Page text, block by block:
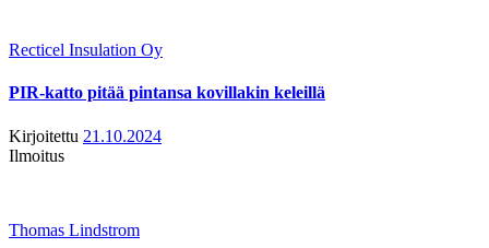
Recticel Insulation Oy
PIR-katto pitää pintansa kovillakin keleillä
Kirjoitettu 21.10.2024
Ilmoitus
Thomas Lindstrom